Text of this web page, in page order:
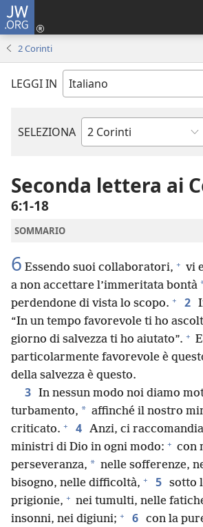
JW.ORG
2 Corinti
LEGGI IN
SELEZIONA
Libro
Seconda lettera ai
6:1-18
SOMMARIO
6 Essendo suoi collaboratori, + vi
a non accettare l’immeritata bontà
perdendone di vista lo scopo. + 2
“In un tempo favorevole ti ho
giorno di salvezza ti ho aiutato”. +
particolarmente favorevole è
della salvezza è questo.
3 In nessun modo noi diamo
turbamento, * affinché il nostro
criticato. + 4 Anzi, ci
ministri di Dio in ogni modo: + con
perseveranza, * nelle sofferenze,
bisogno, nelle difficoltà, + 5 sotto
prigionie, + nei tumulti, nelle
insonni, nei digiuni; + 6 con la